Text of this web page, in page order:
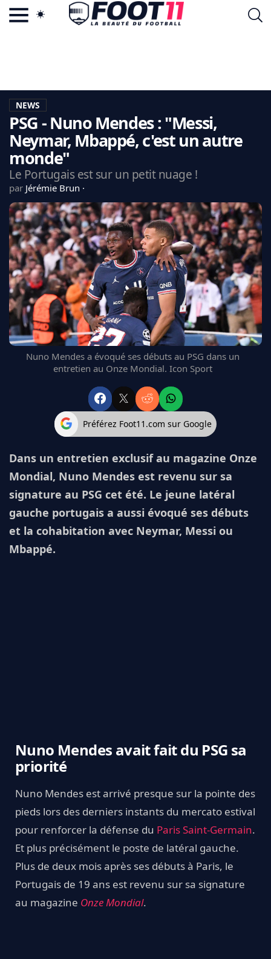
LA CHARTE
VIE PRIVÉE
CGU
CONTACTEZ-NOUS
CDM 2026
EDF
PSG
LIGUE 1
REAL MADRID
FC BARCELONE
MANCHESTER UNITED
CHELSEA
ARSENAL
BAYERN
L'AVIS DE LA RÉDAC'
NEWS
PSG - Nuno Mendes : "Messi,
Neymar, Mbappé, c'est un autre
monde"
Le Portugais est sur un petit nuage !
par Jérémie Brun
Nuno Mendes a évoqué ses débuts au PSG dans un
entretien au Onze Mondial. Icon Sport
Préférez Foot11.com sur Google
Dans un entretien exclusif au magazine Onze
Mondial, Nuno Mendes est revenu sur sa
signature au PSG cet été. Le jeune latéral
gauche portugais a aussi évoqué ses débuts
et la cohabitation avec Neymar, Messi ou
Mbappé.
Nuno Mendes avait fait du PSG sa
priorité
Nuno Mendes est arrivé presque sur la pointe des
pieds lors des derniers instants du mercato estival
pour renforcer la défense du Paris Saint-Germain.
Et plus précisément le poste de latéral gauche.
Plus de deux mois après ses débuts à Paris, le
Portugais de 19 ans est revenu sur sa signature
au magazine Onze Mondial.